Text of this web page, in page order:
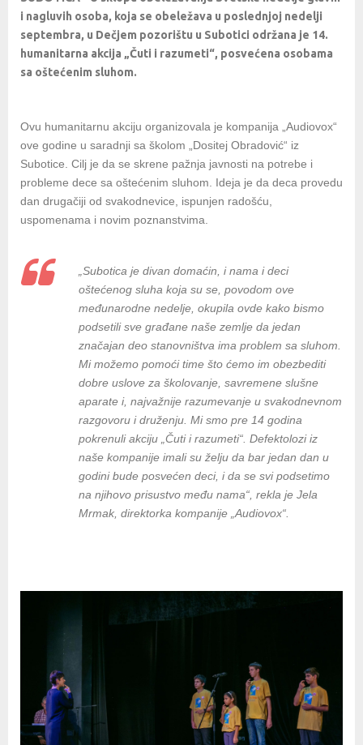
i nagluvih osoba, koja se obeležava u poslednjoj nedelji
septembra, u Dečjem pozorištu u Subotici održana je 14.
humanitarna akcija „Čuti i razumeti“, posvećena osobama
sa oštećenim sluhom.
Ovu humanitarnu akciju organizovala je kompanija „Audiovox“
ove godine u saradnji sa školom „Dositej Obradović“ iz
Subotice. Cilj je da se skrene pažnja javnosti na potrebe i
probleme dece sa oštećenim sluhom. Ideja je da deca provedu
dan drugačiji od svakodnevice, ispunjen radošću,
uspomenama i novim poznanstvima.
„Subotica je divan domaćin, i nama i deci
oštećenog sluha koja su se, povodom ove
međunarodne nedelje, okupila ovde kako bismo
podsetili sve građane naše zemlje da jedan
značajan deo stanovništva ima problem sa sluhom.
Mi možemo pomoći time što ćemo im obezbediti
dobre uslove za školovanje, savremene slušne
aparate i, najvažnije razumevanje u svakodnevnom
razgovoru i druženju. Mi smo pre 14 godina
pokrenuli akciju „Čuti i razumeti“. Defektolozi iz
naše kompanije imali su želju da bar jedan dan u
godini bude posvećen deci, i da se svi podsetimo
na njihovo prisustvo među nama“, rekla je Jela
Mrmak, direktorka kompanije „Audiovox“.